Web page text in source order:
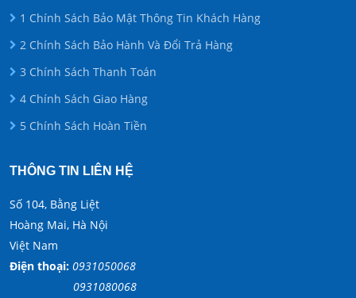
1 Chính Sách Bảo Mật Thông Tin Khách Hàng
2 Chính Sách Bảo Hành Và Đổi Trả Hàng
3 Chính Sách Thanh Toán
4 Chính Sách Giao Hàng
5 Chính Sách Hoàn Tiền
THÔNG TIN LIÊN HỆ
Số 104, Bằng Liệt
Hoàng Mai, Hà Nội
Việt Nam
Điện thoại: 0931050068
0931080068